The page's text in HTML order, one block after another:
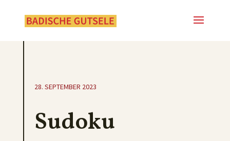
28. SEPTEMBER 2023
Sudoku